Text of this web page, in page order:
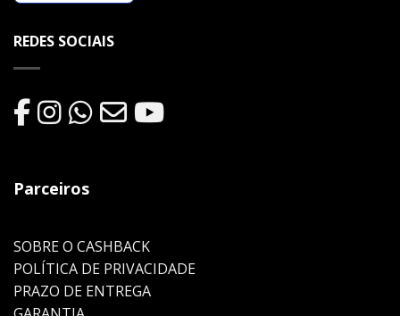
REDES SOCIAIS
Parceiros
SOBRE O CASHBACK
POLÍTICA DE PRIVACIDADE
PRAZO DE ENTREGA